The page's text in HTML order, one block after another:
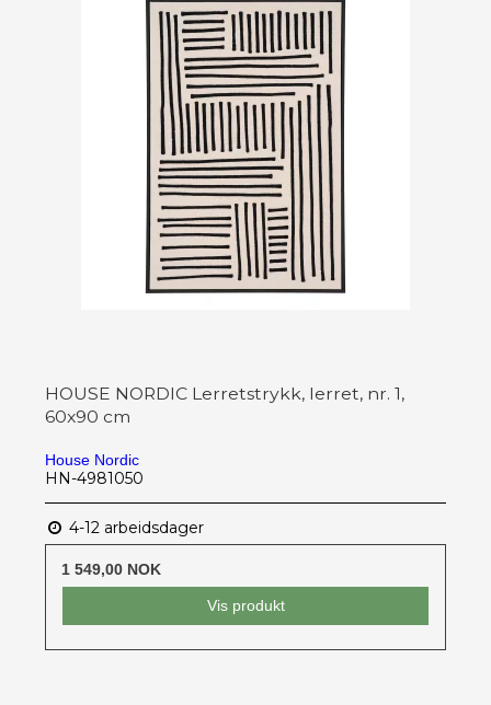
HOUSE NORDIC Lerretstrykk, lerret, nr. 1,
60x90 cm
House Nordic
HN-4981050
4-12 arbeidsdager
1 549,00 NOK
Vis produkt